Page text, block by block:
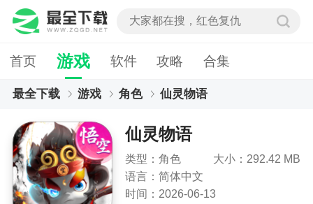
首页 游戏 软件 攻略 合集
最全下载 游戏 角色 仙灵物语
仙灵物语
类型：角色
大小：292.42 MB
语言：简体中文
时间：2026-06-13